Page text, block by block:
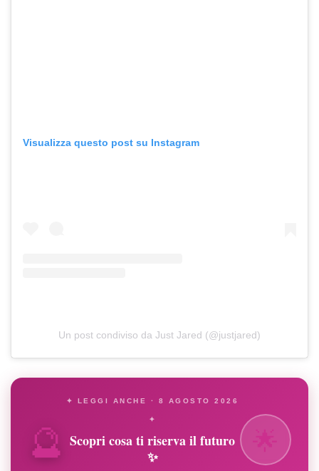
Visualizza questo post su Instagram
Un post condiviso da Just Jared (@justjared)
🔮
✦ LEGGI ANCHE · 8 AGOSTO 2026
✦
Scopri cosa ti riserva il futuro
✨